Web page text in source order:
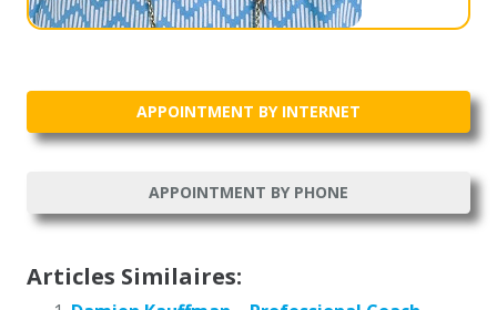
APPOINTMENT BY INTERNET
APPOINTMENT BY PHONE
Articles Similaires: